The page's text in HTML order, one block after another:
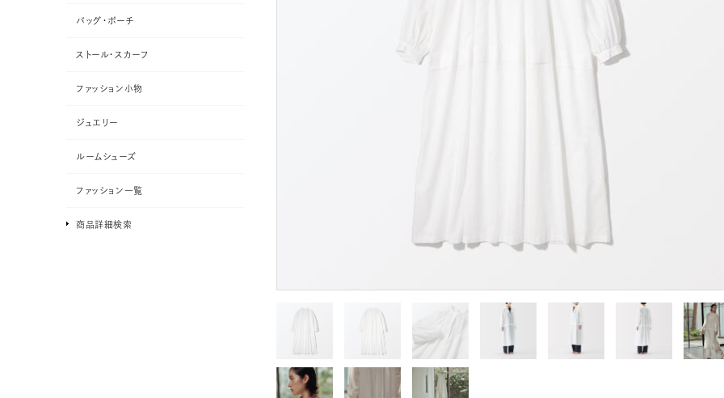
バッグ・ポーチ
ストール・スカーフ
ファッション小物
ジュエリー
ルームシューズ
ファッション一覧
商品詳細検索